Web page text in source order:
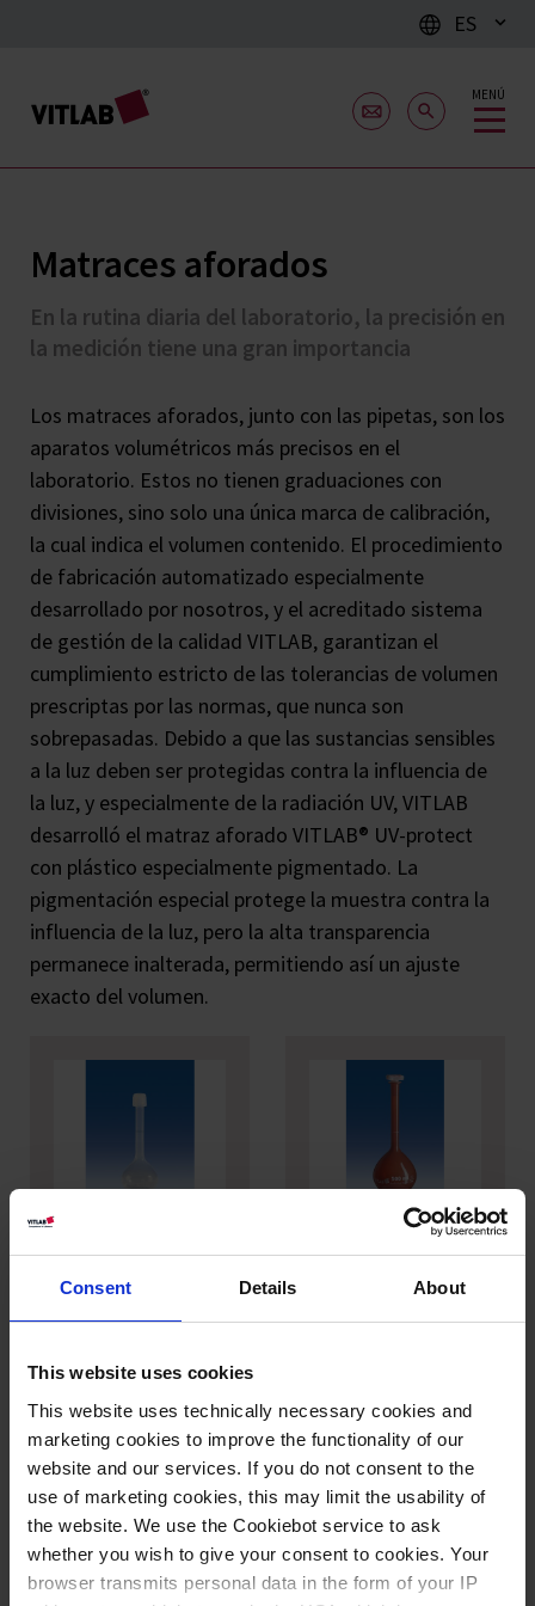
Consent Details About
This website uses cookies
This website uses technically necessary cookies and
marketing cookies to improve the functionality of our
website and our services. If you do not consent to the
use of marketing cookies, this may limit the usability of
the website. We use the Cookiebot service to ask
whether you wish to give your consent to cookies. Your
browser transmits personal data in the form of your IP
ES
MENÚ
Matraces aforados
En la rutina diaria del laboratorio, la precisión en
la medición tiene una gran importancia
Los matraces aforados, junto con las pipetas, son los
aparatos volumétricos más precisos en el
laboratorio. Estos no tienen graduaciones con
divisiones, sino solo una única marca de calibración,
la cual indica el volumen contenido. El procedimiento
de fabricación automatizado especialmente
desarrollado por nosotros, y el acreditado sistema
de gestión de la calidad VITLAB, garantizan el
cumplimiento estricto de las tolerancias de volumen
prescriptas por las normas, que nunca son
sobrepasadas. Debido a que las sustancias sensibles
a la luz deben ser protegidas contra la influencia de
la luz, y especialmente de la radiación UV, VITLAB
desarrolló el matraz aforado VITLAB® UV-protect
con plástico especialmente pigmentado. La
pigmentación especial protege la muestra contra la
influencia de la luz, pero la alta transparencia
permanece inalterada, permitiendo así un ajuste
exacto del volumen.
aforados, PFA,
PFA
Matraces aforados
VITLAB® UV-